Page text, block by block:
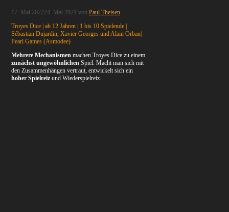
17. Mai 202224. Mai 2021 vonPaul Theisen
Troyes Dice | ab 12 Jahren | 1 bis 10 Spielende |
Sébastian Dujardin, Xavier Georges und Alain Orban|
Pearl Games (Asmodee)
Mehrere Mechanismen machen Troyes Dice zu einem
zunächst ungewöhnlichen Spiel. Macht man sich mit
den Zusammenhängen vertraut, entwickelt sich ein
hoher Spielreiz und Wiederspielreiz.